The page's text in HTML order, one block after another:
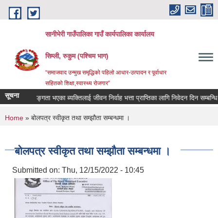
Skip to main content
सानीभेरी गाउँपालिका गाउँ कार्यपालिका कार्यालय
सिम्ली, रुकुम (पश्चिम भाग)
“समाजवाद उन्मुख समृद्धिको पहिलो आधार-उत्पादन र पूर्वाधार
सहितको शिक्षा,स्वास्थ्य रोजगार”
सूचना
घाइते अपाङ्गता भएका ब्यक्तिलाई जीवन निर्वाह भत्ता प्राप्तिका लागि निवेदन दिन सम्बन्धि
You are here
Home » बोलपत्र स्वीकृत तथा सम्झौता सम्बन्धमा ।
बोलपत्र स्वीकृत तथा सम्झौता सम्बन्धमा ।
Submitted on: Thu, 12/15/2022 - 10:45